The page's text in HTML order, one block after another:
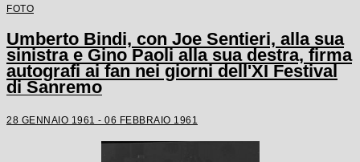
FOTO
Umberto Bindi, con Joe Sentieri, alla sua
sinistra e Gino Paoli alla sua destra, firma
autografi ai fan nei giorni dell'XI Festival
di Sanremo
28 GENNAIO 1961 - 06 FEBBRAIO 1961